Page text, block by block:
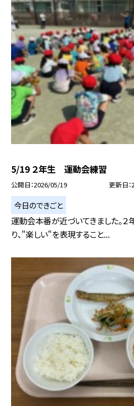
5/19 ２年生 運動会練習
公開日 2026/05/19 更新日
今日のできごと
運動会本番が近づいてきました。
り、"楽しい"を表現すること...